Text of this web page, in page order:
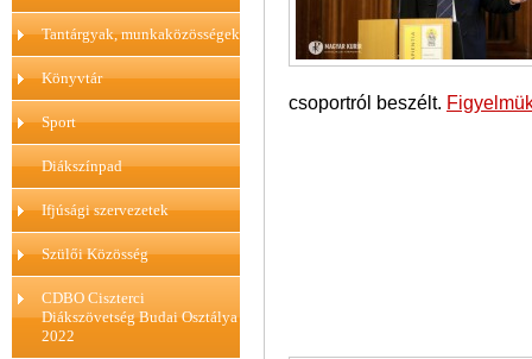
Tantárgyak, munkaközösségek
Könyvtár
Sport
Diákszínpad
Ifjúsági szervezetek
Szülői Közösség
CDBO Ciszterci
Diákszövetség Budai Osztálya
2022
csoportról beszélt.